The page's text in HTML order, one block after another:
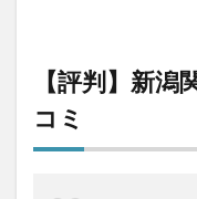
【評判】新潟
コミ